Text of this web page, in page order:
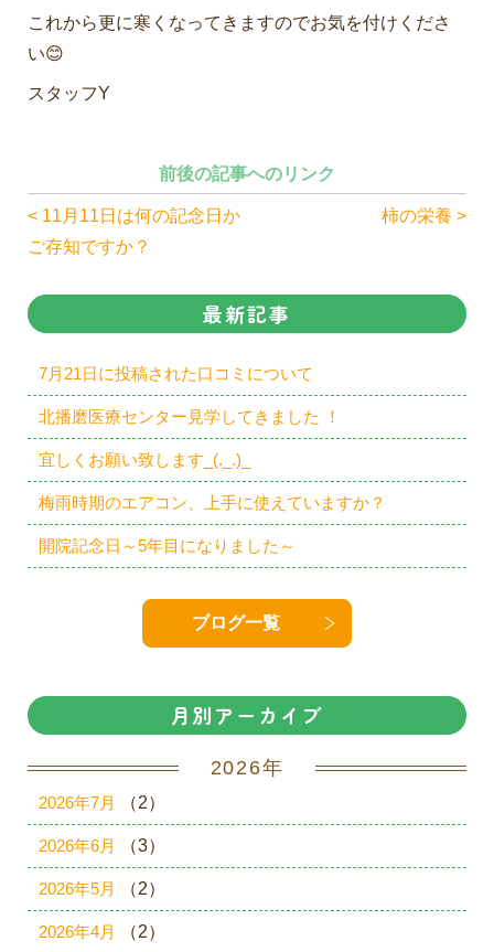
これから更に寒くなってきますのでお気を付けくださ
い😊
スタッフY
前後の記事へのリンク
< 11月11日は何の記念日か
ご存知ですか？
柿の栄養 >
最新記事
7月21日に投稿された口コミについて
北播磨医療センター見学してきました ！
宜しくお願い致します_(._.)_
梅雨時期のエアコン、上手に使えていますか？
開院記念日～5年目になりました～
ブログ一覧
月別アーカイブ
2026年
2026年7月 （2）
2026年6月 （3）
2026年5月 （2）
2026年4月 （2）